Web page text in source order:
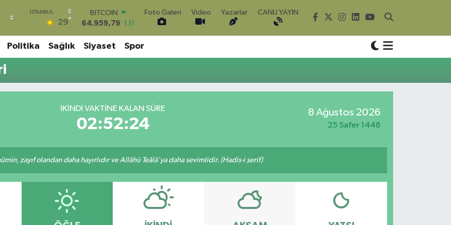
29°
BITCOIN
64.959,79 1.11
DOLAR
47,7436
0.18
6660.55
0.03
BİST100
13.779 -14
Foto Galeri Video Yazarlar CANLI YAYIN
Politika Sağlık Siyaset Spor
İKINDI VAKTINE KALAN SÜRE
02:52:24
8 Ağustos 2026
25 Safer 1448
zayıf olandan daha hayırlıdır ve Allâhü Teâlâ'ya daha sevimlidir. (Hadis-i şerif)